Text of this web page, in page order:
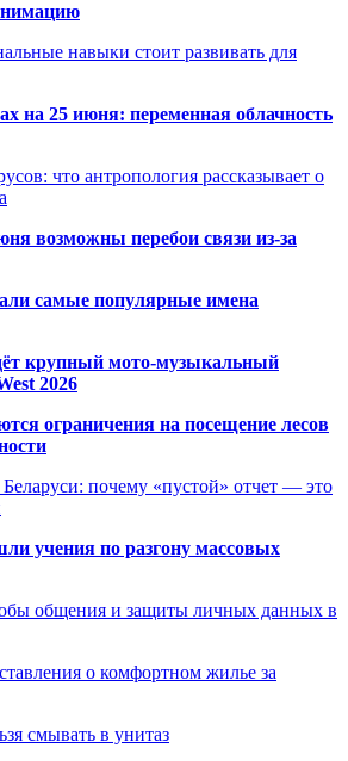
навыки стоит развивать для
на 25 июня: переменная облачность
что антропология рассказывает о
возможны перебои связи из-за
самые популярные имена
крупный мото-музыкальный
2026
ограничения на посещение лесов
Беларуси: почему «пустой» отчет — это
учения по разгону массовых
общения и защиты личных данных в
о комфортном жилье за
смывать в унитаз